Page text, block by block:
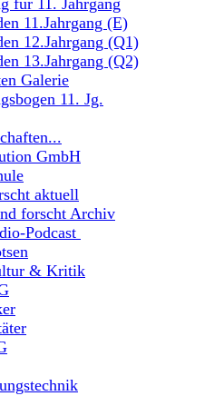
11.Jahrgang (E)
12.Jahrgang (Q1)
13.Jahrgang (Q2)
Galerie
11. Jg.
GmbH
aktuell
forscht Archiv
Podcast
& Kritik